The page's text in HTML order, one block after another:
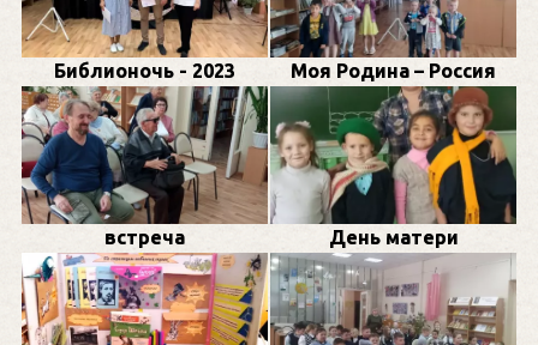
Библионочь - 2023 Моя Родина – Россия
встреча День матери